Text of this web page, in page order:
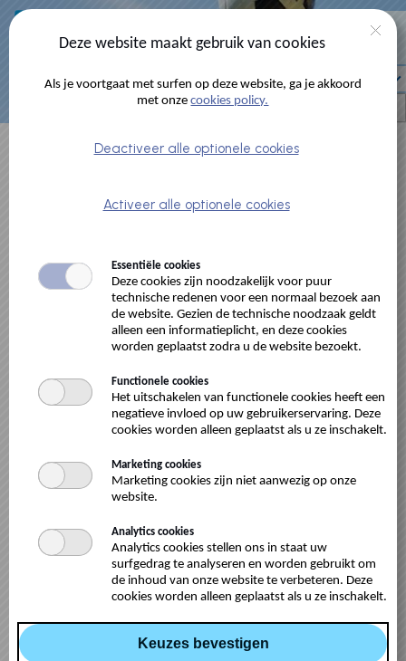
Naar hoofdinhoud
Account
0 artikelen
Buurtsporthal Tondelier
Buurtsporthal Tondelier
Adres: Tondelierlaan 6, 9000 Gent, BE
Datum
Deze website maakt gebruik van cookies
Als je voortgaat met surfen op deze website, ga je akkoord
met onzecookies policy.
Deactiveer alle optionele cookies
Activeer alle optionele cookies
Essentiële cookies
Deze cookies zijn noodzakelijk voor puur
technische redenen voor een normaal bezoek aan
de website. Gezien de technische noodzaak geldt
alleen een informatieplicht, en deze cookies
worden geplaatst zodra u de website bezoekt.
Functionele cookies
Het uitschakelen van functionele cookies heeft een
negatieve invloed op uw gebruikerservaring. Deze
cookies worden alleen geplaatst als u ze inschakelt.
Marketing cookies
Marketing cookies zijn niet aanwezig op onze
website.
Analytics cookies
Analytics cookies stellen ons in staat uw
surfgedrag te analyseren en worden gebruikt om
de inhoud van onze website te verbeteren. Deze
cookies worden alleen geplaatst als u ze inschakelt.